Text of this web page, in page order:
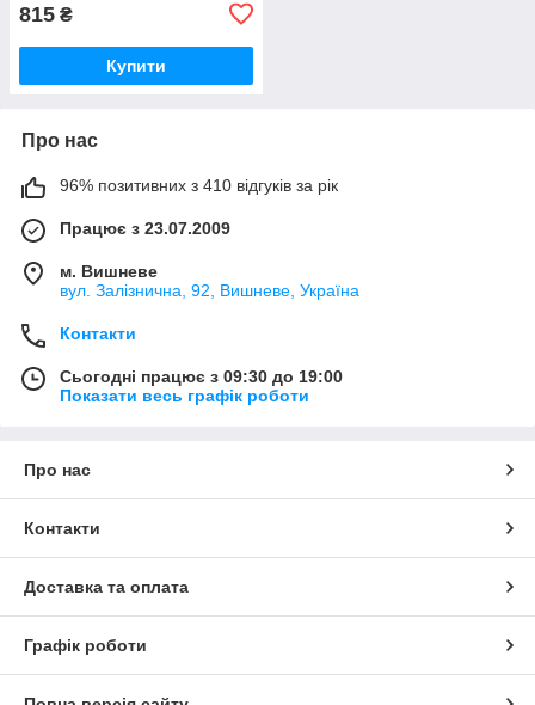
815 ₴
Купити
Про нас
96% позитивних з 410 відгуків за рік
Працює з 23.07.2009
м. Вишневе
вул. Залізнична, 92, Вишневе, Україна
Контакти
Сьогодні працює з 09:30 до 19:00
Показати весь графік роботи
Про нас
Контакти
Доставка та оплата
Графік роботи